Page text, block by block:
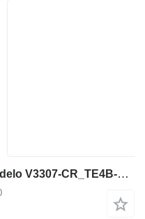
Kubota Cárter Cat Kubota Modelo V3307-CR_TE4B-CTP-2R Código Sil 1J4 motor para maquinaria de construcción